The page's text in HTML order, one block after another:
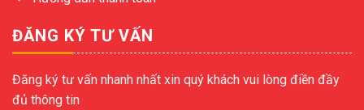
ĐĂNG KÝ TƯ VẤN
Đăng ký tư vấn nhanh nhất xin quý khách vui lòng điền đầy
đủ thông tin